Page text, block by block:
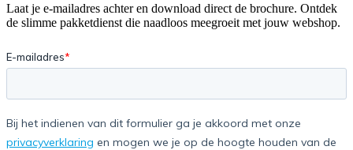
Laat je e-mailadres achter en download direct de brochure. Ontdek
de slimme pakketdienst die naadloos meegroeit met jouw webshop.